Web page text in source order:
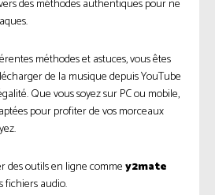
des méthodes authentiques pour ne
méthodes et astuces, vous êtes
de la musique depuis YouTube
Que vous soyez sur PC ou mobile,
pour profiter de vos morceaux
des outils en ligne commey2mate
fichiers audio.